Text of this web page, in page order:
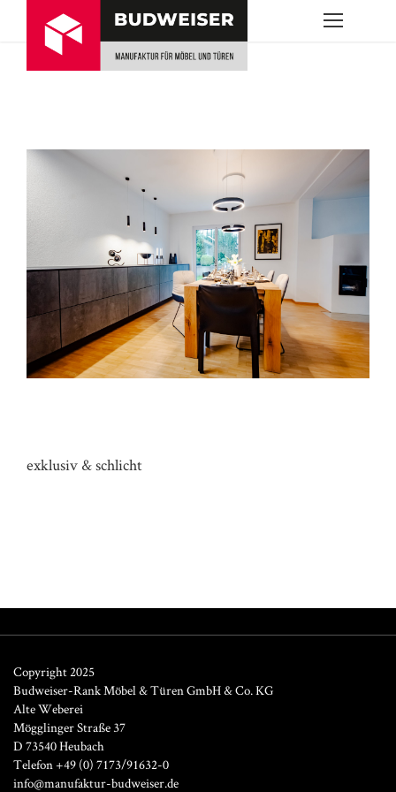
exklusiv & schlicht
Copyright 2025
Budweiser-Rank Möbel & Türen GmbH & Co. KG
Alte Weberei
Mögglinger Straße 37
D 73540 Heubach
Telefon +49 (0) 7173/91632-0
info@manufaktur-budweiser.de